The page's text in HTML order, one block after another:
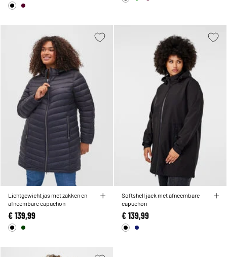
Lichtgewicht jas met zakken en
afneembare capuchon
€ 139,99
Softshell jack met afneembare
capuchon
€ 139,99